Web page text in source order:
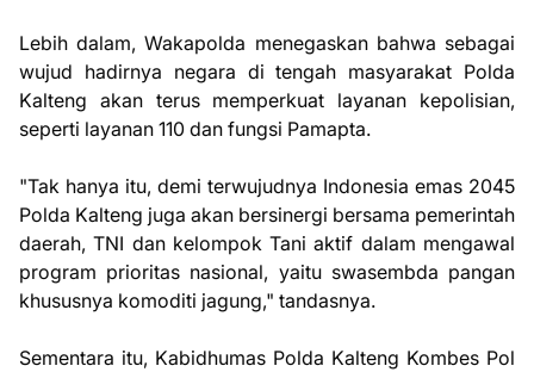
Lebih dalam, Wakapolda menegaskan bahwa sebagai
wujud hadirnya negara di tengah masyarakat Polda
Kalteng akan terus memperkuat layanan kepolisian,
seperti layanan 110 dan fungsi Pamapta.
"Tak hanya itu, demi terwujudnya Indonesia emas 2045
Polda Kalteng juga akan bersinergi bersama pemerintah
daerah, TNI dan kelompok Tani aktif dalam mengawal
program prioritas nasional, yaitu swasembda pangan
khususnya komoditi jagung," tandasnya.
Sementara itu, Kabidhumas Polda Kalteng Kombes Pol